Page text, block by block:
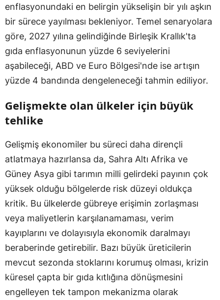
enflasyonundaki en belirgin yükselişin bir yılı aşkın
bir sürece yayılması bekleniyor. Temel senaryolara
göre, 2027 yılına gelindiğinde Birleşik Krallık'ta
gıda enflasyonunun yüzde 6 seviyelerini
aşabileceği, ABD ve Euro Bölgesi'nde ise artışın
yüzde 4 bandında dengeleneceği tahmin ediliyor.
Gelişmekte olan ülkeler için büyük
tehlike
Gelişmiş ekonomiler bu süreci daha dirençli
atlatmaya hazırlansa da, Sahra Altı Afrika ve
Güney Asya gibi tarımın milli gelirdeki payının çok
yüksek olduğu bölgelerde risk düzeyi oldukça
kritik. Bu ülkelerde gübreye erişimin zorlaşması
veya maliyetlerin karşılanamaması, verim
kayıplarını ve dolayısıyla ekonomik daralmayı
beraberinde getirebilir. Bazı büyük üreticilerin
mevcut sezonda stoklarını korumuş olması, krizin
küresel çapta bir gıda kıtlığına dönüşmesini
engelleyen tek tampon mekanizma olarak